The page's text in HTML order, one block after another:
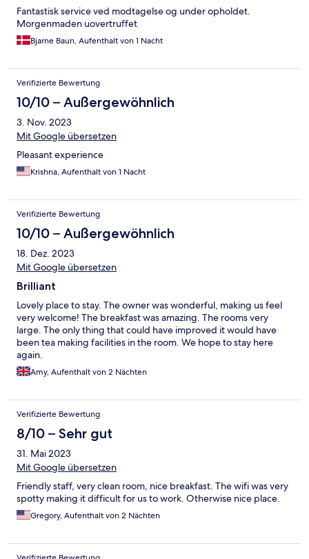
Fantastisk service ved modtagelse og under opholdet.
Morgenmaden uovertruffet
Bjarne Baun, Aufenthalt von 1 Nacht
Verifizierte Bewertung
10/10 – Außergewöhnlich
3. Nov. 2023
Mit Google übersetzen
Pleasant experience
Krishna, Aufenthalt von 1 Nacht
Verifizierte Bewertung
10/10 – Außergewöhnlich
18. Dez. 2023
Mit Google übersetzen
Brilliant
Lovely place to stay. The owner was wonderful, making us feel
very welcome! The breakfast was amazing. The rooms very
large. The only thing that could have improved it would have
been tea making facilities in the room. We hope to stay here
again.
Amy, Aufenthalt von 2 Nächten
Verifizierte Bewertung
8/10 – Sehr gut
31. Mai 2023
Mit Google übersetzen
Friendly staff, very clean room, nice breakfast. The wifi was very
spotty making it difficult for us to work. Otherwise nice place.
Gregory, Aufenthalt von 2 Nächten